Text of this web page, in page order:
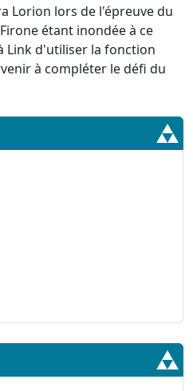
Lorion lors de l'épreuve du
étant inondée à ce
Link d'utiliser la fonction
à compléter le défi du